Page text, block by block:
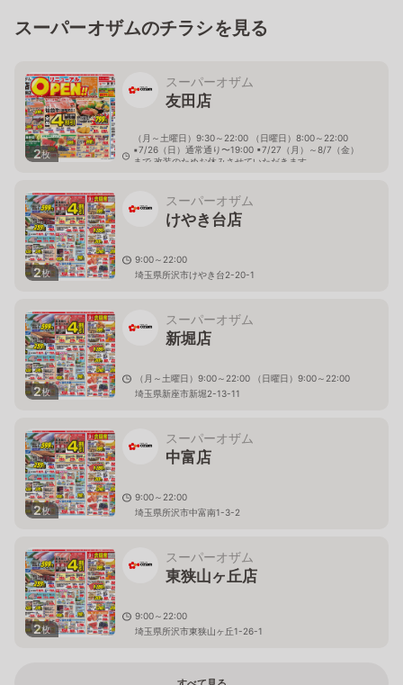
スーパーオザムのチラシを見る
2枚
スーパーオザム
友田店
（月～土曜日）9:30～22:00 （日曜日）8:00～22:00
▪7/26（日）通常通り〜19:00 ▪7/27（月）～8/7（金）
まで 改装のためお休みさせていただきます。
2枚
スーパーオザム
けやき台店
9:00～22:00
埼玉県所沢市けやき台2-20-1
2枚
スーパーオザム
新堀店
（月～土曜日）9:00～22:00 （日曜日）9:00～22:00
埼玉県新座市新堀2-13-11
2枚
スーパーオザム
中富店
9:00～22:00
埼玉県所沢市中富南1-3-2
2枚
スーパーオザム
東狭山ヶ丘店
9:00～22:00
埼玉県所沢市東狭山ヶ丘1-26-1